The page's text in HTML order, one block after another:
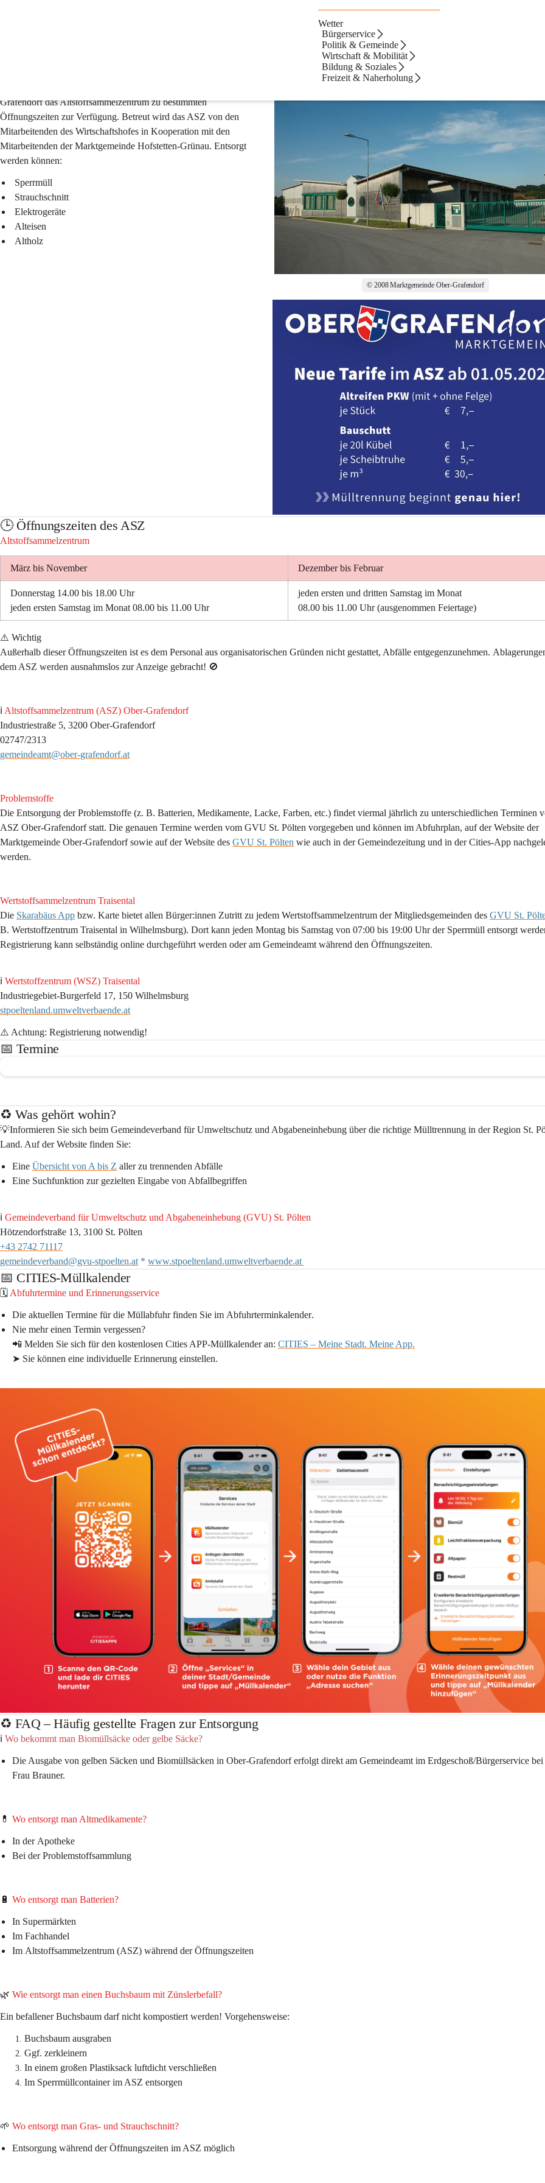
Wetter
Bürgerservice
Politik & Gemeinde
Wirtschaft & Mobilität
Bildung & Soziales
Freizeit & Naherholung
Müll & Altstoffsammelzentrum
© 2008 Marktgemeinde Ober-Grafendorf
Grafendorf das Altstoffsammelzentrum zu bestimmten
Öffnungszeiten zur Verfügung. Betreut wird das ASZ von den
Mitarbeitenden des Wirtschaftshofes in Kooperation mit den
Mitarbeitenden der Marktgemeinde Hofstetten-Grünau. Entsorgt
werden können:
Sperrmüll
Strauchschnitt
Elektrogeräte
Alteisen
Altholz
🕒️ Öffnungszeiten des ASZ
Altstoffsammelzentrum
März bis November Dezember bis Februar
Donnerstag 14.00 bis 18.00 Uhr
jeden ersten Samstag im Monat 08.00 bis 11.00 Uhr
jeden ersten und dritten Samstag im Monat
08.00 bis 11.00 Uhr (ausgenommen Feiertage)
⚠️ Wichtig
Außerhalb dieser Öffnungszeiten ist es dem Personal aus organisatorischen Gründen nicht gestattet, Abfälle entgegenzunehmen.
dem ASZ werden ausnahmslos zur Anzeige gebracht! 🚫
ℹ️ Altstoffsammelzentrum (ASZ) Ober-Grafendorf
Industriestraße 5, 3200 Ober-Grafendorf
02747/2313
gemeindeamt@ober-grafendorf.at
Problemstoffe
Die Entsorgung der Problemstoffe (z. B. Batterien, Medikamente, Lacke, Farben, etc.) findet viermal jährlich zu unterschiedlichen Terminen
ASZ Ober-Grafendorf statt. Die genauen Termine werden vom GVU St. Pölten vorgegeben und können im Abfuhrplan, auf der Website der
Marktgemeinde Ober-Grafendorf sowie auf der Website des GVU St. Pölten wie auch in der Gemeindezeitung und in der Cities-App
werden.
Wertstoffsammelzentrum Traisental
Die Skarabäus App bzw. Karte bietet allen Bürger:innen Zutritt zu jedem Wertstoffsammelzentrum der Mitgliedsgemeinden des GVU St.
B. Wertstoffzentrum Traisental in Wilhelmsburg). Dort kann jeden Montag bis Samstag von 07:00 bis 19:00 Uhr der Sperrmüll entsorgt
Registrierung kann selbständig online durchgeführt werden oder am Gemeindeamt während den Öffnungszeiten.
ℹ️ Wertstoffzentrum (WSZ) Traisental
Industriegebiet-Burgerfeld 17, 150 Wilhelmsburg
stpoeltenland.umweltverbaende.at
⚠️ Achtung: Registrierung notwendig!
📅 Termine
♻️ Was gehört wohin?
💡Informieren Sie sich beim Gemeindeverband für Umweltschutz und Abgabeneinhebung über die richtige Mülltrennung in der Region St.
Land. Auf der Website finden Sie:
Eine Übersicht von A bis Z aller zu trennenden Abfälle
Eine Suchfunktion zur gezielten Eingabe von Abfallbegriffen
ℹ️ Gemeindeverband für Umweltschutz und Abgabeneinhebung (GVU) St. Pölten
Hötzendorfstraße 13, 3100 St. Pölten
+43 2742 71117
gemeindeverband@gvu-stpoelten.at * www.stpoeltenland.umweltverbaende.at
📅 CITIES-Müllkalender
🗓️ Abfuhrtermine und Erinnerungsservice
Die aktuellen Termine für die Müllabfuhr finden Sie im Abfuhrterminkalender.
Nie mehr einen Termin vergessen?
📲 Melden Sie sich für den kostenlosen Cities APP-Müllkalender an: CITIES – Meine Stadt. Meine App.
➤ Sie können eine individuelle Erinnerung einstellen.
♻️ FAQ – Häufig gestellte Fragen zur Entsorgung
ℹ️ Wo bekommt man Biomüllsäcke oder gelbe Säcke?
Die Ausgabe von gelben Säcken und Biomüllsäcken in Ober-Grafendorf erfolgt direkt am Gemeindeamt im Erdgeschoß/Bürgerservice bei
Frau Brauner.
💊 Wo entsorgt man Altmedikamente?
In der Apotheke
Bei der Problemstoffsammlung
🔋 Wo entsorgt man Batterien?
In Supermärkten
Im Fachhandel
Im Altstoffsammelzentrum (ASZ) während der Öffnungszeiten
🌿 Wie entsorgt man einen Buchsbaum mit Zünslerbefall?
Ein befallener Buchsbaum darf nicht kompostiert werden! Vorgehensweise:
Buchsbaum ausgraben
Ggf. zerkleinern
In einem großen Plastiksack luftdicht verschließen
Im Sperrmüllcontainer im ASZ entsorgen
🌱 Wo entsorgt man Gras- und Strauchschnitt?
Entsorgung während der Öffnungszeiten im ASZ möglich